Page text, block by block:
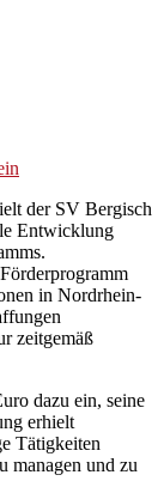
der SV Bergisch
Entwicklung
in Nordrhein-
zeitgemäß
dazu ein, seine
erhielt
Tätigkeiten
managen und zu